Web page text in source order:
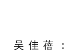
吴佳蓓：